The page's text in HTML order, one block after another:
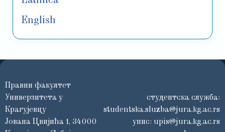
English
Правни факултет
Универзитета у
Крагујевцу
Јована Цвијића 1, 34000
студентска служба:
studentska.sluzba@jura.kg.ac.rs
упис: upis@jura.kg.ac.rs